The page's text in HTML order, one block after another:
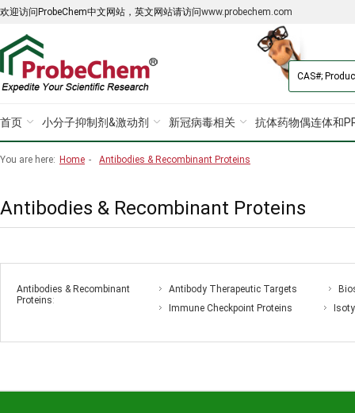
欢迎访问ProbeChem中文网站，英文网站请访问www.probechem.com
首页 小分子抑制剂&激动剂 新冠病毒相关 抗体药物偶连体和
You are here: Home - Antibodies & Recombinant Proteins
Antibodies & Recombinant Proteins
Antibodies & Recombinant
Proteins:
Antibody Therapeutic Targets
Immune Checkpoint Proteins